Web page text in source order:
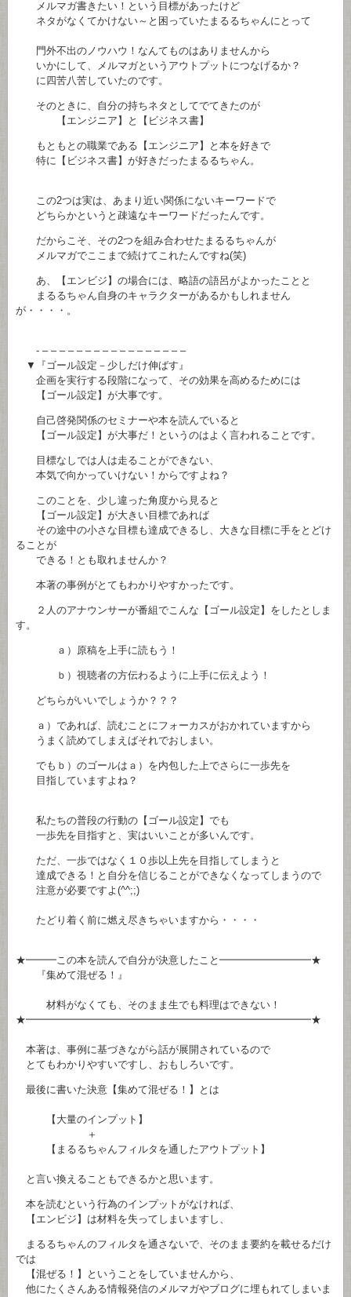
メルマガ書きたい！という目標があったけど
ネタがなくてかけない～と困っていたまるるちゃんにとって
門外不出のノウハウ！なんてものはありませんから
いかにして、メルマガというアウトプットにつなげるか？
に四苦八苦していたのです。
そのときに、自分の持ちネタとしてでてきたのが
【エンジニア】と【ビジネス書】
もともとの職業である【エンジニア】と本を好きで
特に【ビジネス書】が好きだったまるるちゃん。
この2つは実は、あまり近い関係にないキーワードで
どちらかというと疎遠なキーワードだったんです。
だからこそ、その2つを組み合わせたまるるちゃんが
メルマガでここまで続けてこれたんですね(笑)
あ、【エンビジ】の場合には、略語の語呂がよかったことと
まるるちゃん自身のキャラクターがあるかもしれません
が・・・・。
- – – – – – – – – – – – – – – – – –
▼『ゴール設定－少しだけ伸ばす』
企画を実行する段階になって、その効果を高めるためには
【ゴール設定】が大事です。
自己啓発関係のセミナーや本を読んでいると
【ゴール設定】が大事だ！というのはよく言われることです。
目標なしでは人は走ることができない、
本気で向かっていけない！からですよね？
このことを、少し違った角度から見ると
【ゴール設定】が大きい目標であれば
その途中の小さな目標も達成できるし、大きな目標に手をとどけ
ることが
できる！とも取れませんか？
本著の事例がとてもわかりやすかったです。
２人のアナウンサーが番組でこんな【ゴール設定】をしたとしま
す。
ａ）原稿を上手に読もう！
ｂ）視聴者の方伝わるように上手に伝えよう！
どちらがいいでしょうか？？？
ａ）であれば、読むことにフォーカスがおかれていますから
うまく読めてしまえばそれでおしまい。
でもｂ）のゴールはａ）を内包した上でさらに一歩先を
目指していますよね？
私たちの普段の行動の【ゴール設定】でも
一歩先を目指すと、実はいいことが多いんです。
ただ、一歩ではなく１０歩以上先を目指してしまうと
達成できる！と自分を信じることができなくなってしまうので
注意が必要ですよ(^^;;)
たどり着く前に燃え尽きちゃいますから・・・・
★━━━この本を読んで自分が決意したこと━━━━━━━━━★
『集めて混ぜる！』
材料がなくても、そのまま生でも料理はできない！
★━━━━━━━━━━━━━━━━━━━━━━━━━━━━★
本著は、事例に基づきながら話が展開されているので
とてもわかりやすいですし、おもしろいです。
最後に書いた決意【集めて混ぜる！】とは
【大量のインプット】
＋
【まるるちゃんフィルタを通したアウトプット】
と言い換えることもできるかと思います。
本を読むという行為のインプットがなければ、
【エンビジ】は材料を失ってしまいますし、
まるるちゃんのフィルタを通さないで、そのまま要約を載せるだけ
では
【混ぜる！】ということをしていませんから、
他にたくさんある情報発信のメルマガやブログに埋もれてしまいま